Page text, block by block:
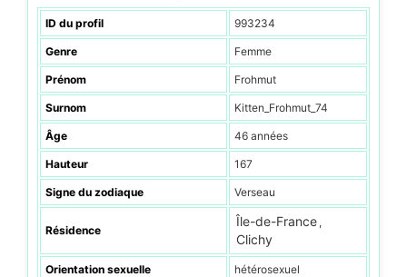
ID du profil 993234
Genre Femme
Prénom Frohmut
Surnom Kitten_Frohmut_74
Âge 46 années
Hauteur 167
Signe du zodiaque Verseau
Résidence
Île-de-France ,
Clichy
Orientation sexuelle hétérosexuel